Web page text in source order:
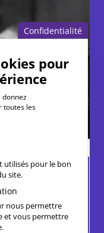
Confidentialité
pour
donnez
toutes les
utilisés pour le bon
site.
nous permettre
et vous permettre